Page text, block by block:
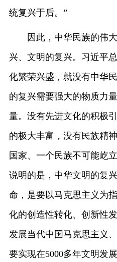
统复兴于后。”
因此，中华民族的伟大
兴、文明的复兴。习近平
化繁荣兴盛，就没有中华
的复兴需要强大的物质力
量。没有先进文化的积极
的极大丰富，没有民族精
国家、一个民族不可能屹
说明的是，中华文明的复
命，是要以马克思主义为
化的创造性转化、创新性
发展当代中国马克思主义
要实现在5000多年文明发